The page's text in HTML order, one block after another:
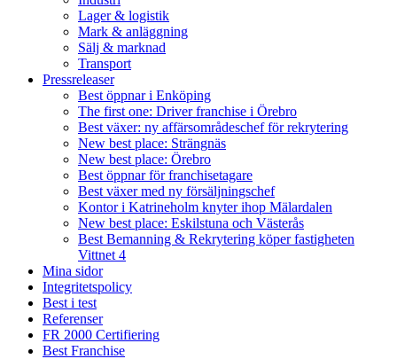
Lager & logistik
Mark & anläggning
Sälj & marknad
Transport
Pressreleaser
Best öppnar i Enköping
The first one: Driver franchise i Örebro
Best växer: ny affärsområdeschef för rekrytering
New best place: Strängnäs
New best place: Örebro
Best öppnar för franchisetagare
Best växer med ny försäljningschef
Kontor i Katrineholm knyter ihop Mälardalen
New best place: Eskilstuna och Västerås
Best Bemanning & Rekrytering köper fastigheten
Vittnet 4
Mina sidor
Integritetspolicy
Best i test
Referenser
FR 2000 Certifiering
Best Franchise